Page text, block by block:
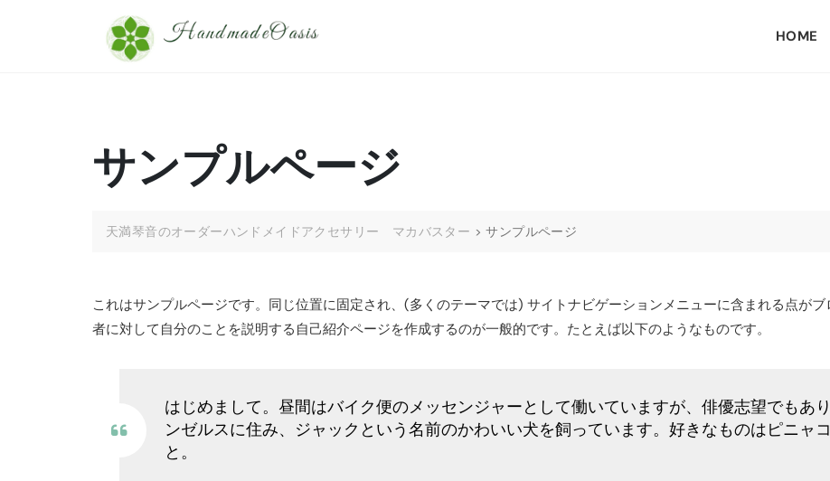
HOME
サンプルページ
天満琴音のオーダーハンドメイドアクセサリー マカバスター >サンプルページ
これはサンプルページです。同じ位置に固定され、(多くのテーマでは) サイトナビゲーションメニューに含まれる点が
者に対して自分のことを説明する自己紹介ページを作成するのが一般的です。たとえば以下のようなものです。
はじめまして。昼間はバイク便のメッセンジャーとして働いていますが、俳優志望でもあ
ンゼルスに住み、ジャックという名前のかわいい犬を飼っています。好きなものはピニャ
と。